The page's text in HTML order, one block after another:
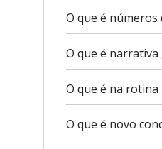
O que é números
O que é
O que é na rotina
O que é novo